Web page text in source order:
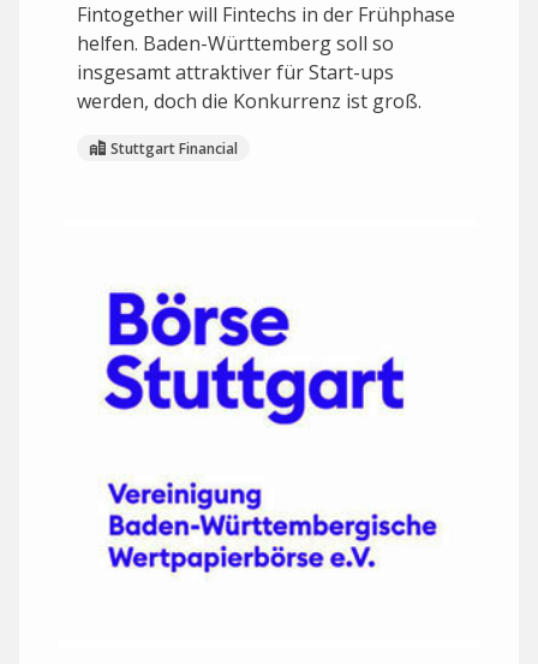
Fintogether will Fintechs in der Frühphase
helfen. Baden-Württemberg soll so
insgesamt attraktiver für Start-ups
werden, doch die Konkurrenz ist groß.
Stuttgart Financial